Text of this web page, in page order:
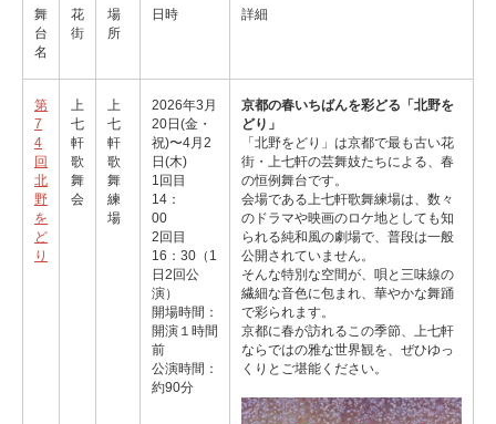
舞
台
名
花
街
場
所
日時 詳細
第
7
4
回
北
野
を
ど
り
上
七
軒
歌
舞
会
上
七
軒
歌
舞
練
場
2026年3月
20日(金・
祝)〜4月2
日(木)
1回目
14：
00
2回目
16：30（1
日2回公
演）
開場時間：
開演１時間
前
公演時間：
約90分
京都の春いちばんを彩どる「北野を
どり」
「北野をどり」は京都で最も古い花
街・上七軒の芸舞妓たちによる、春
の恒例舞台です。
会場である上七軒歌舞練場は、数々
のドラマや映画のロケ地としても知
られる純和風の劇場で、普段は一般
公開されていません。
そんな特別な空間が、唄と三味線の
繊細な音色に包まれ、華やかな舞踊
で彩られます。
京都に春が訪れるこの季節、上七軒
ならではの雅な世界観を、ぜひゆっ
くりとご堪能ください。